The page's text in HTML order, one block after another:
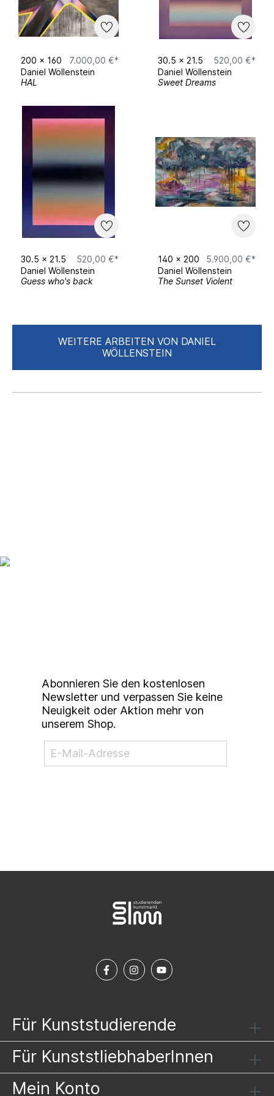
Hintergründe entstehen, die sich durch die
jeweilige Fokussierung der Betrachtenden
fluide verschieben lassen. Die Lichtführung,
die sich durch gegensätzliche Farbverläufe
bis zum „Glühen“ verstärken kann, trägt zur
teils plastischen Eindrücklichkeit bei.
Digitale Farbwahlskalen, Flip-Flop Lacke von
getunten Sportwagen, Sonnenuntergänge,
Schwerindustrie, Weltraum und Spiegelungen
im Kaffee können dabei in die
Farbkompositionen Eingang finden.
200 x 160
7.000,00 €*
Daniel Wöllenstein
HAL
30.5 x 21.5
520,00 €*
Daniel Wöllenstein
Sweet Dreams
30.5 x 21.5
520,00 €*
Daniel Wöllenstein
Guess who's back
140 x 200
5.900,00 €*
Daniel Wöllenstein
The Sunset Violent
WEITERE ARBEITEN VON DANIEL
WÖLLENSTEIN
Abonnieren Sie den kostenlosen
Newsletter und verpassen Sie keine
Neuigkeit oder Aktion mehr von
unserem Shop.
Für Kunststudierende
Für KunststliebhaberInnen
Mein Konto